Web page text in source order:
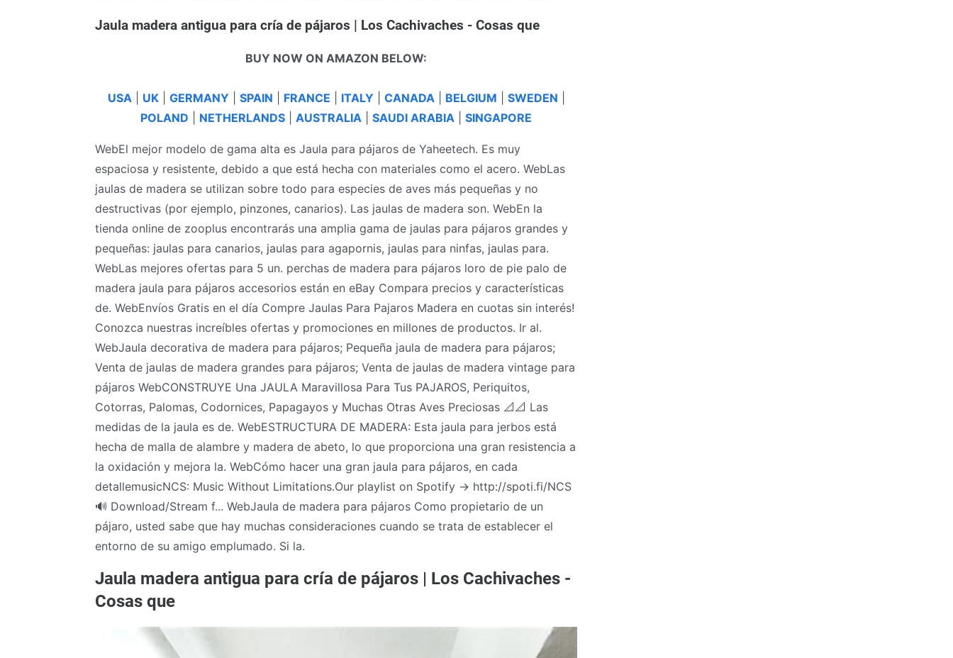
Jaula madera antigua para cría de pájaros | Los Cachivaches - Cosas que
BUY NOW ON AMAZON BELOW:
USA UK| GERMANY SPAIN FRANCE ITALY CANADA BELGIUM SWEDEN
POLAND
NETHERLANDS AUSTRALIA SAUDI ARABIA SINGAPORE
WebEl mejor modelo de gama alta es Jaula para pájaros de Yaheetech. Es muy
espaciosa y resistente, debido a que está hecha con materiales como el acero. WebLas
jaulas de madera se utilizan sobre todo para especies de aves más pequeñas y no
destructivas (por ejemplo, pinzones, canarios). Las jaulas de madera son. WebEn la
tienda online de zooplus encontrarás una amplia gama de jaulas para pájaros grandes y
pequeñas: jaulas para canarios, jaulas para agapornis, jaulas para ninfas, jaulas para.
WebLas mejores ofertas para 5 un. perchas de madera para pájaros loro de pie palo de
madera jaula para pájaros accesorios están en eBay Compara precios y características
de. WebEnvíos Gratis en el día Compre Jaulas Para Pajaros Madera en cuotas sin interés!
Conozca nuestras increíbles ofertas y promociones en millones de productos. Ir al.
WebJaula decorativa de madera para pájaros; Pequeña jaula de madera para pájaros;
Venta de jaulas de madera grandes para pájaros; Venta de jaulas de madera vintage para
pájaros WebCONSTRUYE Una JAULA Maravillosa Para Tus PAJAROS, Periquitos,
Cotorras, Palomas, Codornices, Papagayos y Muchas Otras Aves Preciosas 📐📐 Las
medidas de la jaula es de. WebESTRUCTURA DE MADERA: Esta jaula para jerbos está
hecha de malla de alambre y madera de abeto, lo que proporciona una gran resistencia a
la oxidación y mejora la. WebCómo hacer una gran jaula para pájaros, en cada
detallemusicNCS: Music Without Limitations.Our playlist on Spotify → http://spoti.fi/NCS
🔊 Download/Stream f... WebJaula de madera para pájaros Como propietario de un
pájaro, usted sabe que hay muchas consideraciones cuando se trata de establecer el
entorno de su amigo emplumado. Si la.
Jaula madera antigua para cría de pájaros | Los Cachivaches -
Cosas que